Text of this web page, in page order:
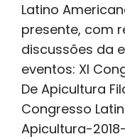
Latino
presente, com
discussões da
eventos: XI
De Apicultura
Congresso
Apicultura-